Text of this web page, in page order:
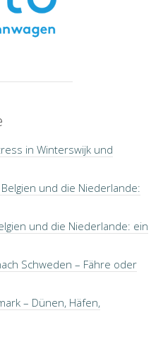
in Winterswijk und
und die Niederlande:
und die Niederlande: ein
Schweden – Fähre oder
– Dünen, Häfen,